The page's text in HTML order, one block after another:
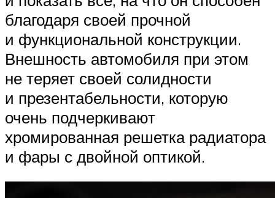
благодаря своей прочной
и функциональной конструкции.
Внешность автомобиля при этом
не теряет своей солидности
и презентабельности, которую
очень подчеркивают
хромированная решетка радиатора
и фары с двойной оптикой.